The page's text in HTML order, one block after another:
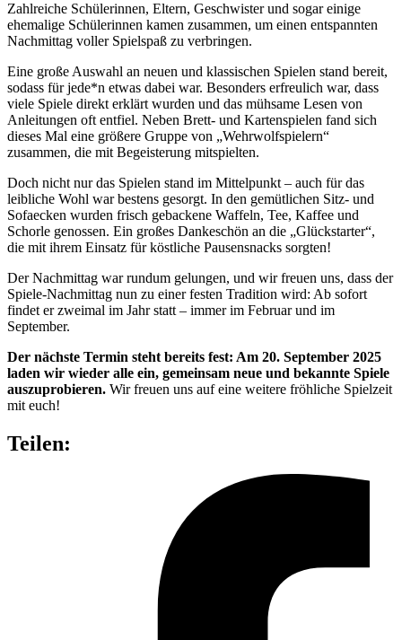
Zahlreiche Schülerinnen, Eltern, Geschwister und sogar einige
ehemalige Schülerinnen kamen zusammen, um einen entspannten
Nachmittag voller Spielspaß zu verbringen.
Eine große Auswahl an neuen und klassischen Spielen stand bereit,
sodass für jede*n etwas dabei war. Besonders erfreulich war, dass
viele Spiele direkt erklärt wurden und das mühsame Lesen von
Anleitungen oft entfiel. Neben Brett- und Kartenspielen fand sich
dieses Mal eine größere Gruppe von „Wehrwolfspielern“
zusammen, die mit Begeisterung mitspielten.
Doch nicht nur das Spielen stand im Mittelpunkt – auch für das
leibliche Wohl war bestens gesorgt. In den gemütlichen Sitz- und
Sofaecken wurden frisch gebackene Waffeln, Tee, Kaffee und
Schorle genossen. Ein großes Dankeschön an die „Glückstarter“,
die mit ihrem Einsatz für köstliche Pausensnacks sorgten!
Der Nachmittag war rundum gelungen, und wir freuen uns, dass der
Spiele-Nachmittag nun zu einer festen Tradition wird: Ab sofort
findet er zweimal im Jahr statt – immer im Februar und im
September.
Der nächste Termin steht bereits fest: Am 20. September 2025
laden wir wieder alle ein, gemeinsam neue und bekannte Spiele
auszuprobieren. Wir freuen uns auf eine weitere fröhliche Spielzeit
mit euch!
Teilen: